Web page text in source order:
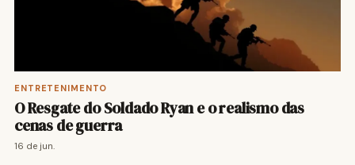
ENTRETENIMENTO
O Resgate do Soldado Ryan e o realismo das
cenas de guerra
16 de jun.